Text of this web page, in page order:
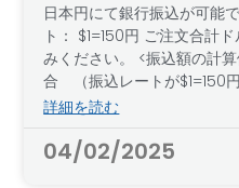
日本円にて銀行振込が可能
ト： $1=150円 ご注文合計
みください。 <振込額の計
合 （振込レートが$1=150
詳細を読む
04/02/2025